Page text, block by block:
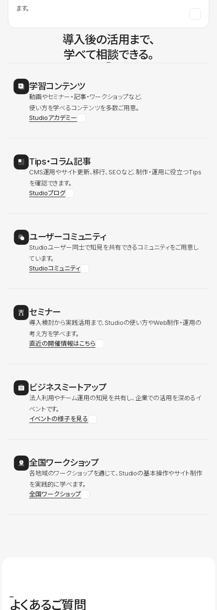
ます。
導入後の活用まで、
学べて相談できる。
学習コンテンツ
動画やセミナー・記事・ワークショップなど、
使い方を学べるコンテンツを多数ご用意。
Studioアカデミー
Tips・コラム記事
CMS運用やサイト更新、移行、SEOなど、制作・運用に役立つTips
を確認できます。
Studioブログ
ユーザーコミュニティ
Studioユーザー同士で知見を共有できるコミュニティをご用意し
ています。
Studioコミュニティ
セミナー
導入検討から実践活用まで、Studioの使い方やWeb制作・運用の
考え方を学べます。
直近の開催情報はこちら
ビジネスミートアップ
法人利用やチーム運用の知見を共有し、企業での活用を深めるイ
ベントです。
イベントの様子を見る
全国ワークショップ
各地域のワークショップを通じて、Studioの基本操作やサイト制作
を実践的に学べます。
全国ワークショップ
よくあるご質問